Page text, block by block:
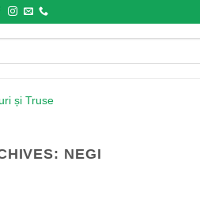
și Truse
NEGI